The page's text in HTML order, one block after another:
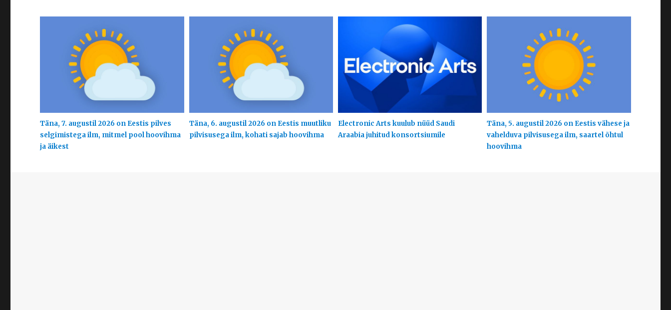
Täna, 7. augustil 2026 on Eestis pilves
selgimistega ilm, mitmel pool hoovihma
ja äikest
Täna, 6. augustil 2026 on Eestis muutliku
pilvisusega ilm, kohati sajab hoovihma
Electronic Arts kuulub nüüd Saudi
Araabia juhitud konsortsiumile
Täna, 5. augustil 2026 on Eestis vähese ja
vahelduva pilvisusega ilm, saartel õhtul
hoovihma